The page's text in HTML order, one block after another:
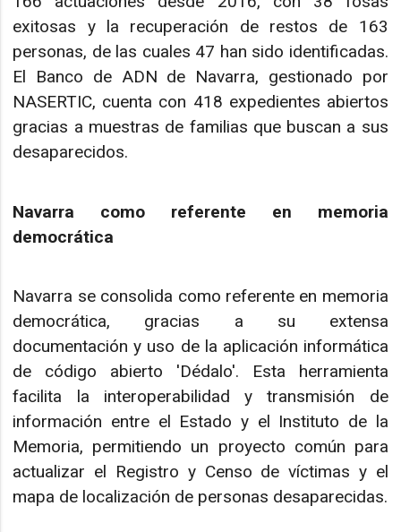
exitosas y la recuperación de restos de 163
personas, de las cuales 47 han sido identificadas.
El Banco de ADN de Navarra, gestionado por
NASERTIC, cuenta con 418 expedientes abiertos
gracias a muestras de familias que buscan a sus
desaparecidos.
Navarra como referente en memoria
democrática
Navarra se consolida como referente en memoria
democrática, gracias a su extensa
documentación y uso de la aplicación informática
de código abierto 'Dédalo'. Esta herramienta
facilita la interoperabilidad y transmisión de
información entre el Estado y el Instituto de la
Memoria, permitiendo un proyecto común para
actualizar el Registro y Censo de víctimas y el
mapa de localización de personas desaparecidas.